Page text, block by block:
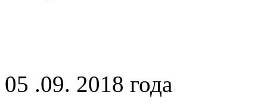
05 .09. 2018 года